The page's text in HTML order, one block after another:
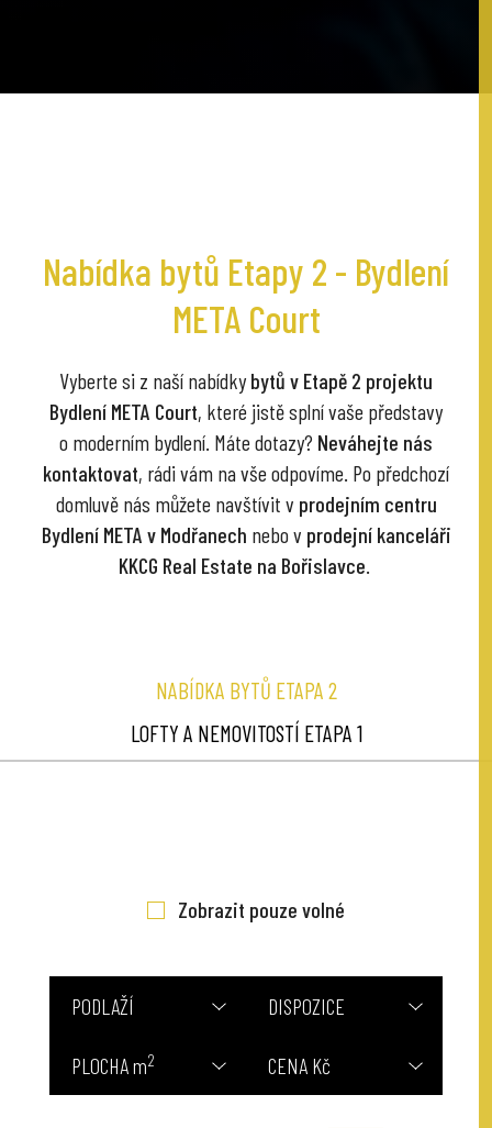
Nabídka bytů Etapy 2 - Bydlení
META Court
Vyberte si z naší nabídky bytů v Etapě 2 projektu
Bydlení META Court, které jistě splní vaše představy
o moderním bydlení. Máte dotazy? Neváhejte nás
kontaktovat, rádi vám na vše odpovíme. Po předchozí
domluvě nás můžete navštívit v prodejním centru
Bydlení META v Modřanech nebo v prodejní kanceláři
KKCG Real Estate na Bořislavce.
NABÍDKA BYTŮ ETAPA 2
LOFTY A NEMOVITOSTÍ ETAPA 1
Zobrazit pouze volné
PODLAŽÍ DISPOZICE
PLOCHA m2 CENA Kč